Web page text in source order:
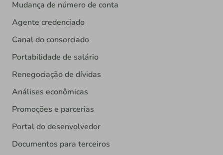
Mudança de número de conta
Agente credenciado
Canal do consorciado
Portabilidade de salário
Renegociação de dívidas
Análises econômicas
Promoções e parcerias
Portal do desenvolvedor
Documentos para terceiros